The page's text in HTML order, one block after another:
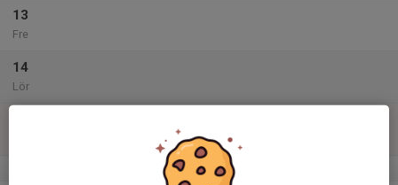
13
Fre
14
Lör
v.47